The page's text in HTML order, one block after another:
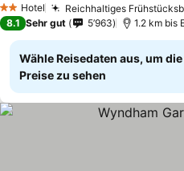
2 Sterne
Hotel Reichhaltiges
8.1 Sehr gut 5’963 1.2 km bis
Wähle Reisedaten aus, um
Preise zu sehen